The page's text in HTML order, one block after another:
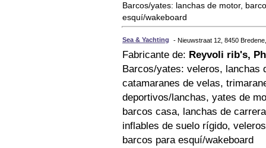
Barcos/yates: lanchas de motor,
esquí/wakeboard
Sea & Yachting - Nieuwstraat 12, 8450
Fabricante de: Reyvoli rib's,
Barcos/yates: veleros, lanchas
catamaranes de velas,
deportivos/lanchas, yates de
barcos casa, lanchas de
inflables de suelo rígido,
barcos para esquí/wakeboard